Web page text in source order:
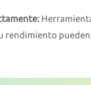
rendimiento